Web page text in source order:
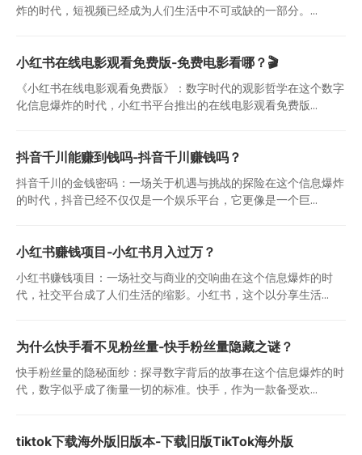
炸的时代，短视频已经成为人们生活中不可或缺的一部分。...
小红书在线电影观看免费版-免费电影看哪？🎬
《小红书在线电影观看免费版》：数字时代的观影哲学在这个数字
化信息爆炸的时代，小红书平台推出的在线电影观看免费版...
抖音千川能赚到钱吗-抖音千川赚钱吗？
抖音千川的金钱密码：一场关于机遇与挑战的探险在这个信息爆炸
的时代，抖音已经不仅仅是一个娱乐平台，它更像是一个巨...
小红书赚钱项目-小红书月入过万？
小红书赚钱项目：一场社交与商业的交响曲在这个信息爆炸的时
代，社交平台成了人们生活的缩影。小红书，这个以分享生活...
为什么快手看不见粉丝量-快手粉丝量隐藏之谜？
快手粉丝量的隐秘面纱：探寻数字背后的故事在这个信息爆炸的时
代，数字似乎成了衡量一切的标准。快手，作为一款备受欢...
tiktok下载海外版旧版本-下载旧版TikTok海外版